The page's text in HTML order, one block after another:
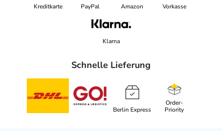
Kreditkarte PayPal Amazon Vorkasse
Klarna
Schnelle Lieferung
Berlin Express
Order-
Priority